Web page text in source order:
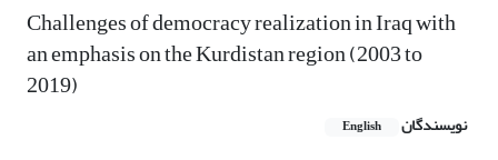
Challenges of democracy realization in Iraq with
an emphasis on the Kurdistan region (2003 to
2019)
نویسندگان English